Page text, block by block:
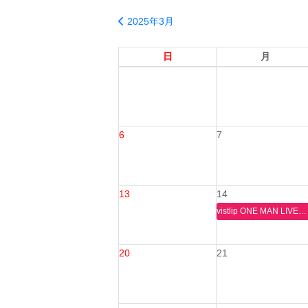
2025年3月
日 月
6 7
13 14
vistlip ONE MAN LIVE［Pop Seirḗn & Loud Poseidōn］〜Pop Seirḗn〜
20 21